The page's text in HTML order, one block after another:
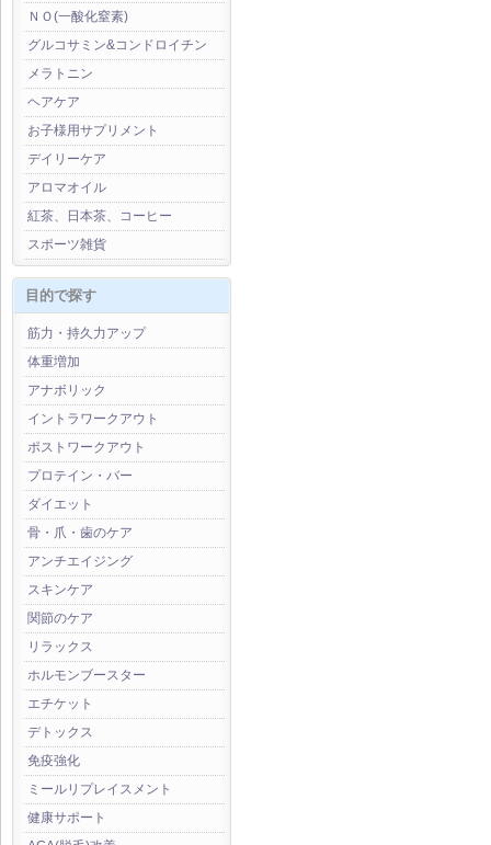
ＮＯ(一酸化窒素)
グルコサミン&コンドロイチン
メラトニン
ヘアケア
お子様用サプリメント
デイリーケア
アロマオイル
紅茶、日本茶、コーヒー
スポーツ雑貨
目的で探す
筋力・持久力アップ
体重増加
アナボリック
イントラワークアウト
ポストワークアウト
プロテイン・バー
ダイエット
骨・爪・歯のケア
アンチエイジング
スキンケア
関節のケア
リラックス
ホルモンブースター
エチケット
デトックス
免疫強化
ミールリプレイスメント
健康サポート